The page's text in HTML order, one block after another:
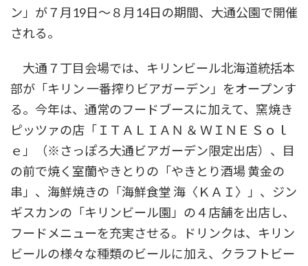
ン」が７月19日〜８月14日の期間、大通公園で開催
される。
大通７丁目会場では、キリンビール北海道統括本
部が「キリン 一番搾りビアガーデン」をオープンす
る。今年は、通常のフードブースに加えて、窯焼き
ピッツァの店「ＩＴＡＬＩＡＮ ＆ ＷＩＮＥ Ｓｏｌ
ｅ」（※さっぽろ大通ビアガーデン限定出店）、目
の前で焼く室蘭やきとりの「やきとり酒場 黄金の
串」、海鮮焼きの「海鮮食堂 海〈ＫＡＩ〉」、ジン
ギスカンの「キリンビール園」の４店舗を出店し、
フードメニューを充実させる。ドリンクは、キリン
ビールの様々な種類のビールに加え、クラフトビー